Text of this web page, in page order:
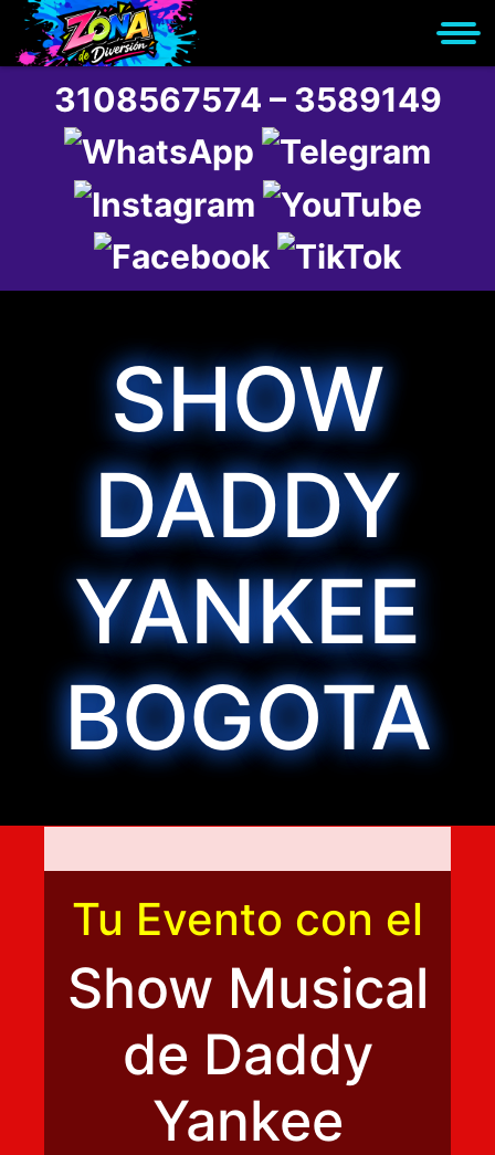
3108567574 – 3589149
SHOW
DADDY
YANKEE
BOGOTA
Tu Evento con el
Show Musical
de Daddy
Yankee